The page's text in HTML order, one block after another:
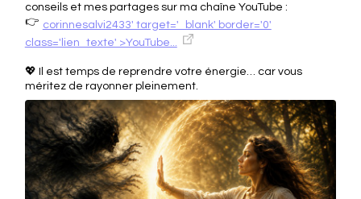
conseils et mes partages sur ma chaîne YouTube :
👉 corinnesalvi2433' target='_blank' border='0'
class='lien_texte' >YouTube...
💖 Il est temps de reprendre votre énergie… car vous
méritez de rayonner pleinement.